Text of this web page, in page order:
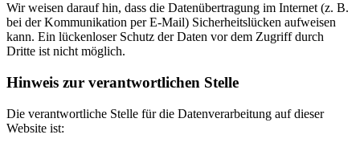
Wir weisen darauf hin, dass die Datenübertragung im Internet (z. B.
bei der Kommunikation per E-Mail) Sicherheitslücken aufweisen
kann. Ein lückenloser Schutz der Daten vor dem Zugriff durch
Dritte ist nicht möglich.
Hinweis zur verantwortlichen Stelle
Die verantwortliche Stelle für die Datenverarbeitung auf dieser
Website ist: